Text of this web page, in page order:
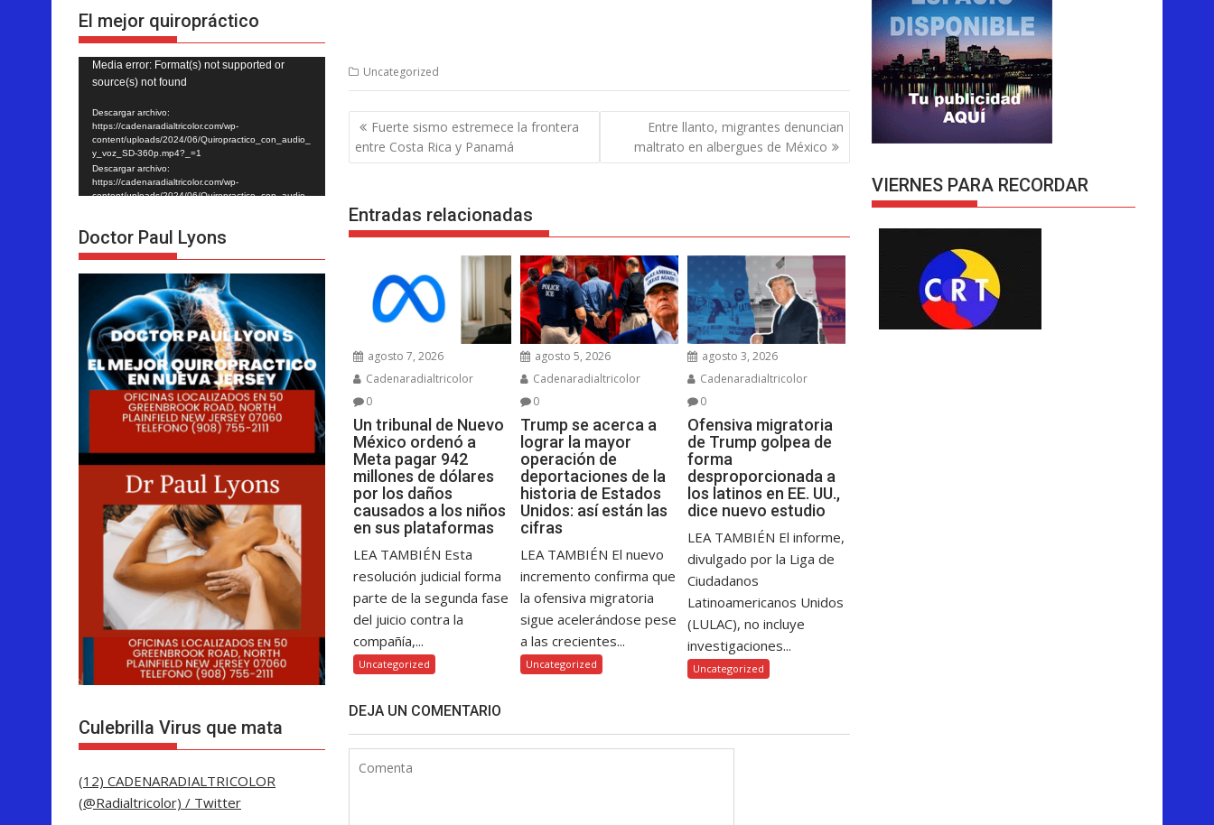
Uncategorized
Navegación
de
entradas
Fuerte sismo estremece la frontera
entre Costa Rica y Panamá
Entre llanto, migrantes denuncian
maltrato en albergues de México
Entradas relacionadas
agosto 7, 2026
Cadenaradialtricolor
0
Un tribunal de Nuevo
México ordenó a
Meta pagar 942
millones de dólares
por los daños
causados a los niños
en sus plataformas
LEA TAMBIÉN Esta
resolución judicial forma
parte de la segunda fase
del juicio contra la
compañía,...
Uncategorized
agosto 5, 2026
Cadenaradialtricolor
0
Trump se acerca a
lograr la mayor
operación de
deportaciones de la
historia de Estados
Unidos: así están las
cifras
LEA TAMBIÉN El nuevo
incremento confirma que
la ofensiva migratoria
sigue acelerándose pese
a las crecientes...
Uncategorized
agosto 3, 2026
Cadenaradialtricolor
0
Ofensiva migratoria
de Trump golpea de
forma
desproporcionada a
los latinos en EE. UU.,
dice nuevo estudio
LEA TAMBIÉN El informe,
divulgado por la Liga de
Ciudadanos
Latinoamericanos Unidos
(LULAC), no incluye
investigaciones...
Uncategorized
DEJA UN COMENTARIO
El mejor quiropráctico
Reproductor
de
vídeo
Media error: Format(s) not supported or
source(s) not found
Descargar archivo:
https://cadenaradialtricolor.com/wp-
content/uploads/2024/06/Quiropractico_con_audio_
y_voz_SD-360p.mp4?_=1
Descargar archivo:
https://cadenaradialtricolor.com/wp-
content/uploads/2024/06/Quiropractico_con_audio_
Doctor Paul Lyons
Culebrilla Virus que mata
(12) CADENARADIALTRICOLOR
(@Radialtricolor) / Twitter
VIERNES PARA RECORDAR